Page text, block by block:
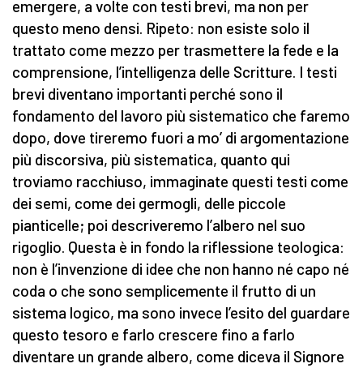
emergere, a volte con testi brevi, ma non per
questo meno densi. Ripeto: non esiste solo il
trattato come mezzo per trasmettere la fede e la
comprensione, l’intelligenza delle Scritture. I testi
brevi diventano importanti perché sono il
fondamento del lavoro più sistematico che faremo
dopo, dove tireremo fuori a mo’ di argomentazione
più discorsiva, più sistematica, quanto qui
troviamo racchiuso, immaginate questi testi come
dei semi, come dei germogli, delle piccole
pianticelle; poi descriveremo l’albero nel suo
rigoglio. Questa è in fondo la riflessione teologica:
non è l’invenzione di idee che non hanno né capo né
coda o che sono semplicemente il frutto di un
sistema logico, ma sono invece l’esito del guardare
questo tesoro e farlo crescere fino a farlo
diventare un grande albero, come diceva il Signore